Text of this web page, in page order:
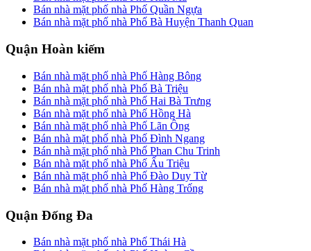
Bán nhà mặt phố nhà Phố Quần Ngựa
Bán nhà mặt phố nhà Phố Bà Huyện Thanh Quan
Quận Hoàn kiếm
Bán nhà mặt phố nhà Phố Hàng Bông
Bán nhà mặt phố nhà Phố Bà Triệu
Bán nhà mặt phố nhà Phố Hai Bà Trưng
Bán nhà mặt phố nhà Phố Hồng Hà
Bán nhà mặt phố nhà Phố Lãn Ông
Bán nhà mặt phố nhà Phố Đình Ngang
Bán nhà mặt phố nhà Phố Phan Chu Trinh
Bán nhà mặt phố nhà Phố Ấu Triệu
Bán nhà mặt phố nhà Phố Đào Duy Từ
Bán nhà mặt phố nhà Phố Hàng Trống
Quận Đống Đa
Bán nhà mặt phố nhà Phố Thái Hà